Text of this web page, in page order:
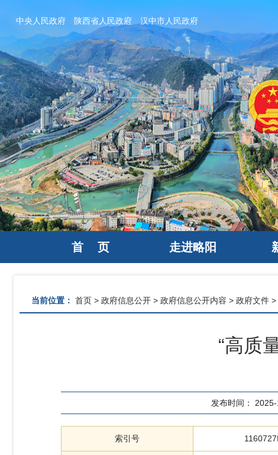
中央人民政府 陕西省人民政府 汉中市人民政府
首 页 走进略阳
当前位置： 首页 > 政府信息公开 > 政府信息公开内容 > 政府文件 >
“高质
发布时间：
索引号